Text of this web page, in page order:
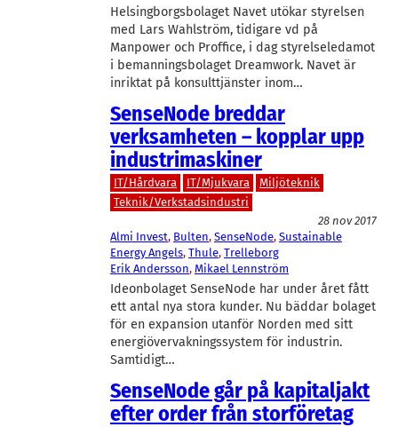
Helsingborgsbolaget Navet utökar styrelsen
med Lars Wahlström, tidigare vd på
Manpower och Proffice, i dag styrelseledamot
i bemanningsbolaget Dreamwork. Navet är
inriktat på konsulttjänster inom…
SenseNode breddar
verksamheten – kopplar upp
industrimaskiner
IT/Hårdvara IT/Mjukvara
Miljöteknik
Teknik/Verkstadsindustri
28 nov 2017
Almi Invest, Bulten, SenseNode, Sustainable
Energy Angels, Thule, Trelleborg
Erik Andersson, Mikael Lennström
Ideonbolaget SenseNode har under året fått
ett antal nya stora kunder. Nu bäddar bolaget
för en expansion utanför Norden med sitt
energiövervakningssystem för industrin.
Samtidigt…
SenseNode går på kapitaljakt
efter order från storföretag